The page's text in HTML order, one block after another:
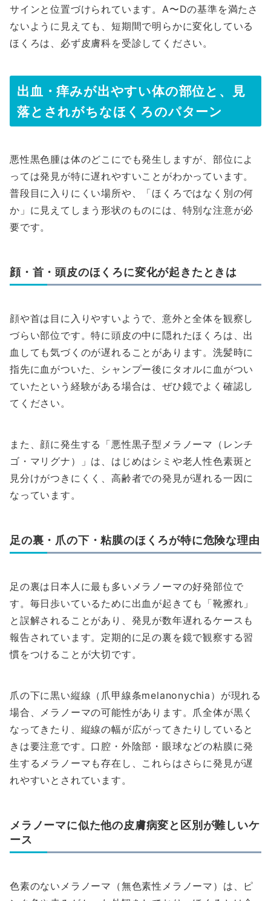
サインと位置づけられています。A〜Dの基準を満たさ
ないように見えても、短期間で明らかに変化している
ほくろは、必ず皮膚科を受診してください。
出血・痒みが出やすい体の部位と、見
落とされがちなほくろのパターン
悪性黒色腫は体のどこにでも発生しますが、部位によ
っては発見が特に遅れやすいことがわかっています。
普段目に入りにくい場所や、「ほくろではなく別の何
か」に見えてしまう形状のものには、特別な注意が必
要です。
顔・首・頭皮のほくろに変化が起きたときは
顔や首は目に入りやすいようで、意外と全体を観察し
づらい部位です。特に頭皮の中に隠れたほくろは、出
血しても気づくのが遅れることがあります。洗髪時に
指先に血がついた、シャンプー後にタオルに血がつい
ていたという経験がある場合は、ぜひ鏡でよく確認し
てください。
また、顔に発生する「悪性黒子型メラノーマ（レンチ
ゴ・マリグナ）」は、はじめはシミや老人性色素斑と
見分けがつきにくく、高齢者での発見が遅れる一因に
なっています。
足の裏・爪の下・粘膜のほくろが特に危険な理由
足の裏は日本人に最も多いメラノーマの好発部位で
す。毎日歩いているために出血が起きても「靴擦れ」
と誤解されることがあり、発見が数年遅れるケースも
報告されています。定期的に足の裏を鏡で観察する習
慣をつけることが大切です。
爪の下に黒い縦線（爪甲線条melanonychia）が現れる
場合、メラノーマの可能性があります。爪全体が黒く
なってきたり、縦線の幅が広がってきたりしていると
きは要注意です。口腔・外陰部・眼球などの粘膜に発
生するメラノーマも存在し、これらはさらに発見が遅
れやすいとされています。
メラノーマに似た他の皮膚病変と区別が難しいケ
ース
色素のないメラノーマ（無色素性メラノーマ）は、ピ